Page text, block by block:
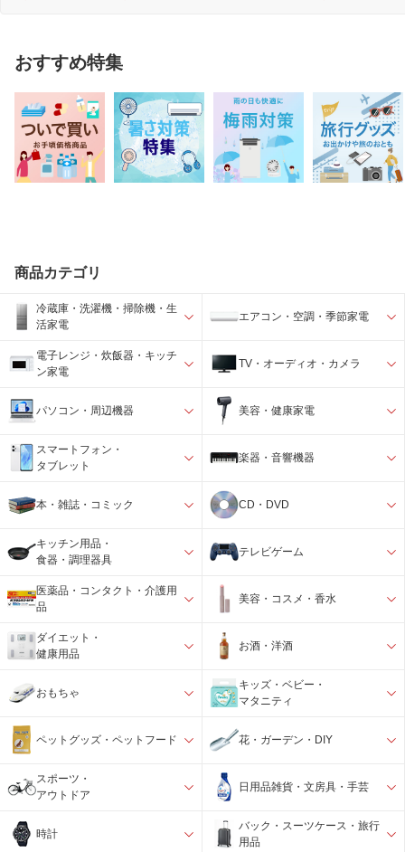
おすすめ特集
商品カテゴリ
冷蔵庫・洗濯機・掃除機・生
活家電
エアコン・空調・季節家電
電子レンジ・炊飯器・キッチ
ン家電
TV・オーディオ・カメラ
パソコン・周辺機器 美容・健康家電
スマートフォン・
タブレット
楽器・音響機器
本・雑誌・コミック CD・DVD
キッチン用品・
食器・調理器具
テレビゲーム
医薬品・コンタクト・介護用
品
美容・コスメ・香水
ダイエット・
健康用品
お酒・洋酒
おもちゃ
キッズ・ベビー・
マタニティ
ペットグッズ・ペットフード 花・ガーデン・DIY
スポーツ・
アウトドア
日用品雑貨・文房具・手芸
時計
バック・スーツケース・旅行
用品